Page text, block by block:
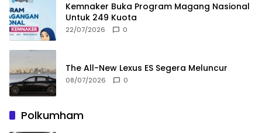
Kemnaker Buka Program Magang Nasional
Untuk 249 Kuota
22/07/2026 0
The All-New Lexus ES Segera Meluncur
08/07/2026 0
Polkumham